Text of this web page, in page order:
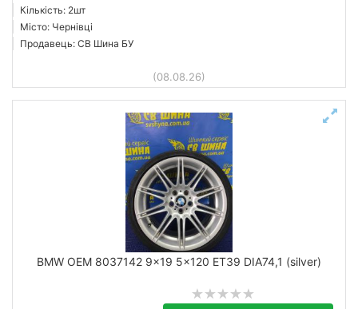
Кількість: 2шт
Місто: Чернівці
Продавець: СВ Шина БУ
(08.08.26)
BMW OEM 8037142 9x19 5x120 ET39 DIA74,1 (silver)